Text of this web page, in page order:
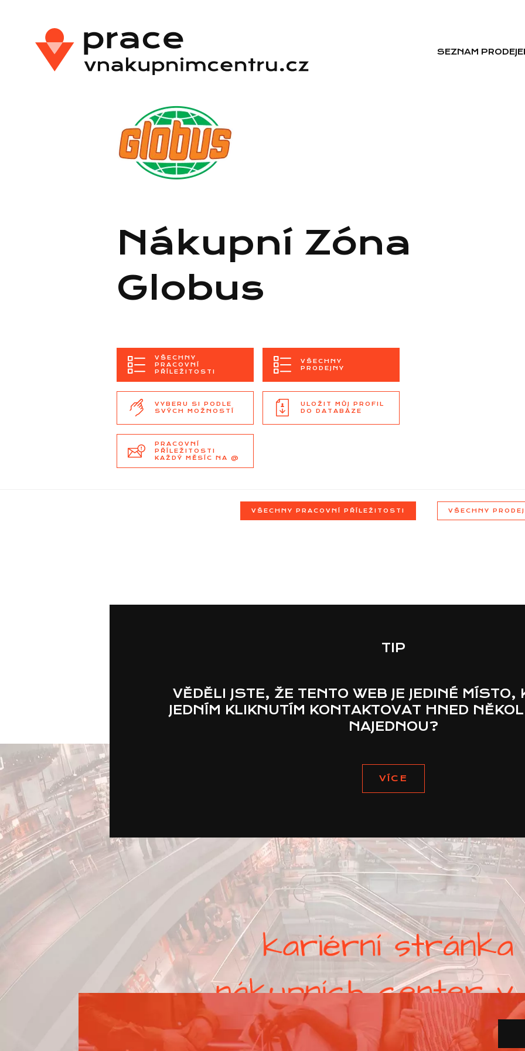
SEZNAM
Nákupní Zóna
Globus
VŠECHNY
PRACOVNÍ
PŘÍLEŽITOSTI
VYBERU SI PODLE
SVÝCH MOŽNOSTÍ
PRACOVNÍ
PŘÍLEŽITOSTI
KAŽDÝ MĚSÍC NA @
VŠECHNY
PRODEJNY
ULOŽIT MŮJ PROFIL
DO DATABÁZE
VŠECHNY PRACOVNÍ PŘÍLEŽITOSTI VŠECHNY
TIP
VĚDĚLI JSTE, ŽE TENTO WEB JE JEDINÉ MÍSTO,
JEDNÍM KLIKNUTÍM KONTAKTOVAT HNED
NAJEDNOU?
VÍCE